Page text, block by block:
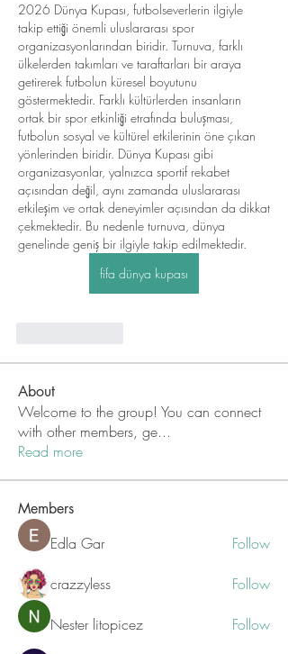
2026 Dünya Kupası, futbolseverlerin ilgiyle
takip ettiği önemli uluslararası spor
organizasyonlarından biridir. Turnuva, farklı
ülkelerden takımları ve taraftarları bir araya
getirerek futbolun küresel boyutunu
göstermektedir. Farklı kültürlerden insanların
ortak bir spor etkinliği etrafında buluşması,
futbolun sosyal ve kültürel etkilerinin öne çıkan
yönlerinden biridir. Dünya Kupası gibi
organizasyonlar, yalnızca sportif rekabet
açısından değil, aynı zamanda uluslararası
etkileşim ve ortak deneyimler açısından da dikkat
çekmektedir. Bu nedenle turnuva, dünya
genelinde geniş bir ilgiyle takip edilmektedir.
fifa dünya kupası
About
Welcome to the group! You can connect
with other members, ge...
Read more
Members
Edla Gar Follow
crazzyless Follow
Nester litopicez Follow